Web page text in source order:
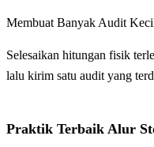
Membuat Banyak Audit
Selesaikan hitungan fisik
lalu kirim satu audit yang
Praktik Terbaik Alur